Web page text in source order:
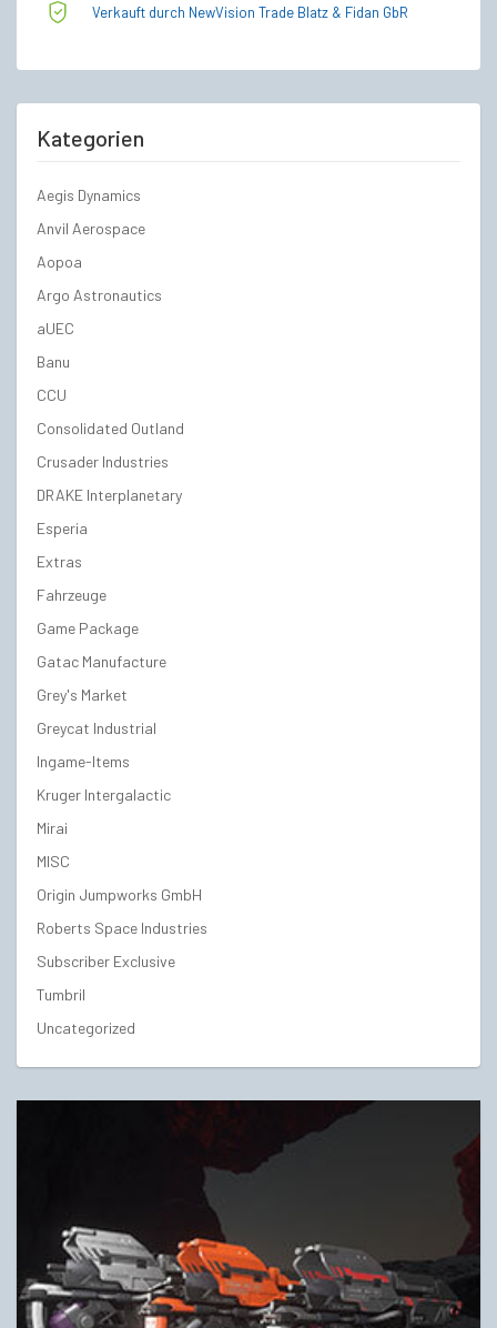
Verkauft durch NewVision Trade Blatz & Fidan GbR
Kategorien
Aegis Dynamics
Anvil Aerospace
Aopoa
Argo Astronautics
aUEC
Banu
CCU
Consolidated Outland
Crusader Industries
DRAKE Interplanetary
Esperia
Extras
Fahrzeuge
Game Package
Gatac Manufacture
Grey's Market
Greycat Industrial
Ingame-Items
Kruger Intergalactic
Mirai
MISC
Origin Jumpworks GmbH
Roberts Space Industries
Subscriber Exclusive
Tumbril
Uncategorized